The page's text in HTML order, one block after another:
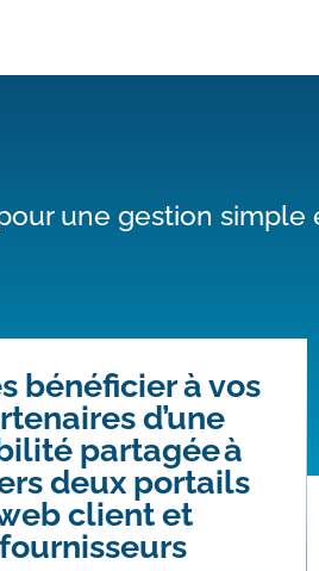
our une gestion simple
bénéficier à vos
d’une
partagée à
deux portails
client et
fournisseurs